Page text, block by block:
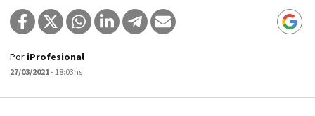
Por iProfesional
27/03/2021- 18:03hs